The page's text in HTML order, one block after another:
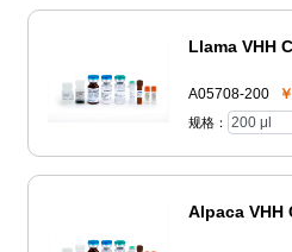
Llama VHH
A05708-200
规格：
Alpaca VHH